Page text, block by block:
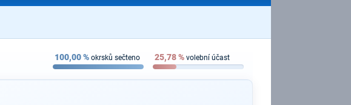
100,00% okrsků sečteno 25,78% volební účast